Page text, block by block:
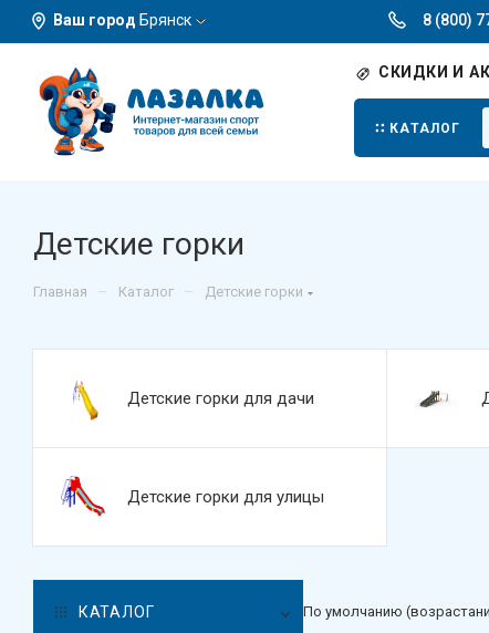
Ваш город Брянск 8 (800)
СКИДКИ И
КАТАЛОГ
Детские горки
Главная – Каталог – Детские горки
Детские горки для дачи
Детские горки для улицы
По умолчанию
КАТАЛОГ